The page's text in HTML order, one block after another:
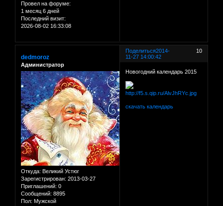
Провел на форуме:
1 месяц 6 дней
Последний визит:
2026-08-02 16:33:08
Поделиться 10
2014-
11-27 14:00:42
dedmoroz
Администратор
Откуда: Великий Устюг
Зарегистрирован: 2013-03-27
Приглашений: 0
Сообщений: 8895
Пол: Мужской
Новогодний календарь 2015
скачать календарь